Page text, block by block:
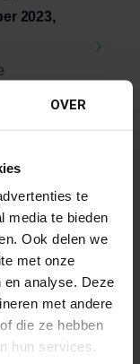
OVER
te
media te bieden
Ook delen we
met onze
analyse. Deze
met andere
die ze hebben
hun services.
2023,